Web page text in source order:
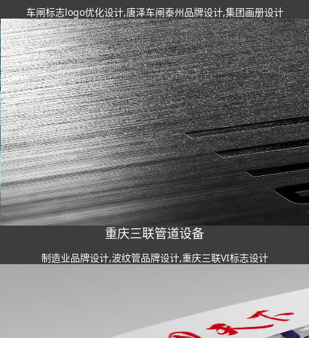
车闸标志logo优化设计,唐泽车闸泰州品牌设计,集团画册设计
重庆三联管道设备
制造业品牌设计,波纹管品牌设计,重庆三联VI标志设计